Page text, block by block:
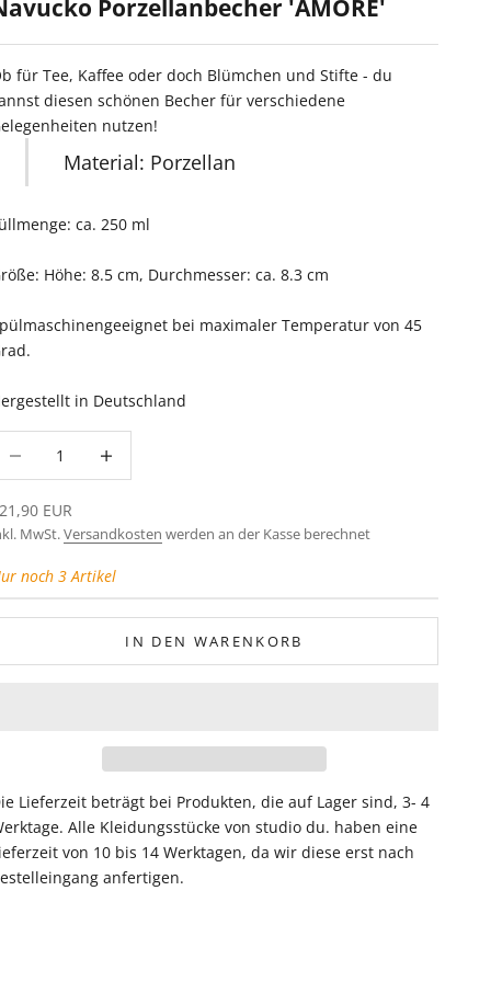
Porzellanbecher 'AMORE'
für Tee, Kaffee oder doch Blümchen und Stifte - du
diesen schönen Becher für verschiedene
nutzen!
Material: Porzellan
ca. 250 ml
Höhe: 8.5 cm, Durchmesser: ca. 8.3 cm
bei maximaler Temperatur von 45
in Deutschland
EUR
MwSt.Versandkosten werden an der Kasse berechnet
noch 3 Artikel
IN DEN WARENKORB
Lieferzeit beträgt bei Produkten, die auf Lager sind, 3- 4
Alle Kleidungsstücke von studio du. haben eine
von 10 bis 14 Werktagen, da wir diese erst nach
anfertigen.